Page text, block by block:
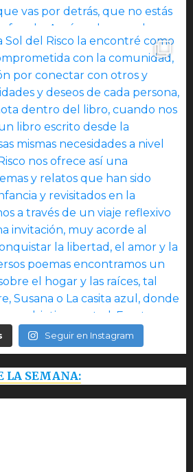
Seguir en Instagram
LA SEMANA: